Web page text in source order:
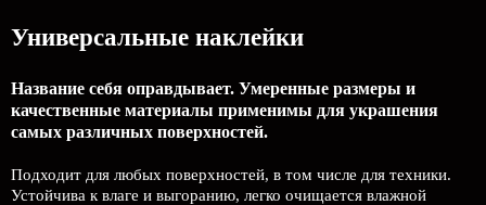
Универсальные наклейки
Название себя оправдывает. Умеренные размеры и
качественные материалы применимы для украшения
самых различных поверхностей.
Подходит для любых поверхностей, в том числе для техники.
Устойчива к влаге и выгоранию, легко очищается влажной